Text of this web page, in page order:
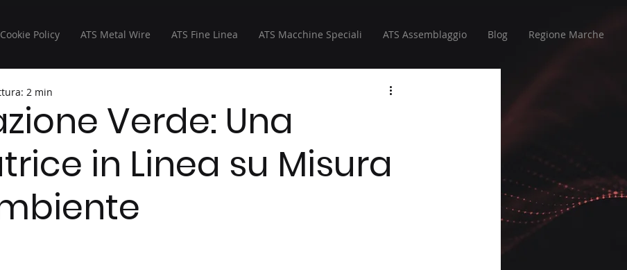
Policy ATS Metal Wire ATS Fine Linea ATS Macchine Speciali ATS Assemblaggio Blog Regione Marche
Verde: Una
in Linea su Misura
2 min